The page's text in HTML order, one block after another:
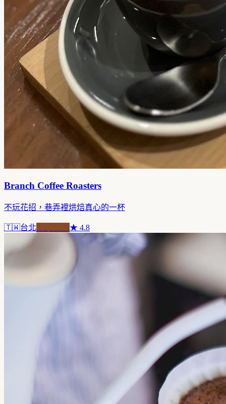
Branch Coffee Roasters
不玩花招，巷弄裡烘焙真心的一杯
🇹🇼台北 ★ 4.8